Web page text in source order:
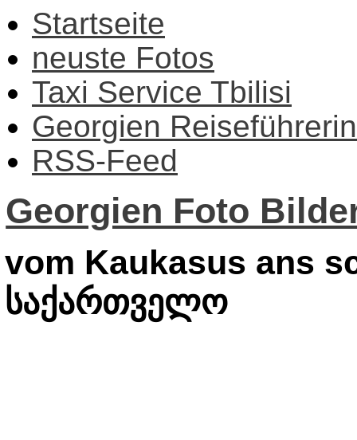
Startseite
neuste Fotos
Taxi Service Tbilisi
Georgien Reiseführerin
RSS-Feed
Georgien Foto
vom Kaukasus ans
საქართველო